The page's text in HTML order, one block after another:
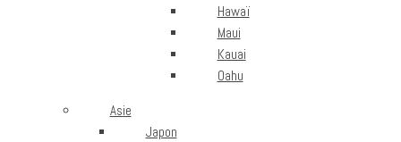
Hawaï
Maui
Kauai
Oahu
Asie
Japon